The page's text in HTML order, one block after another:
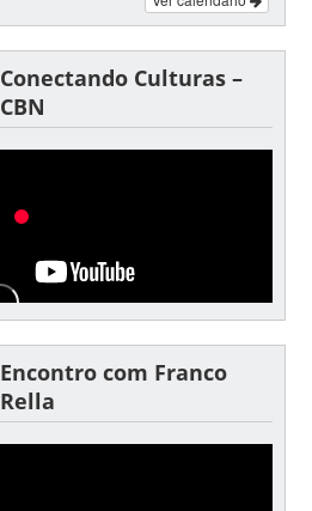
Conectando Culturas –
CBN
Encontro com Franco
Rella